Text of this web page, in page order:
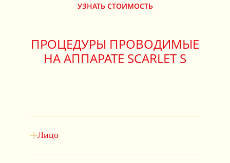
УЗНАТЬ СТОИМОСТЬ
ПРОЦЕДУРЫ ПРОВОДИМЫЕ
НА АППАРАТЕ SCARLET S
Лицо